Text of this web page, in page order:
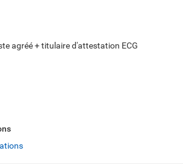
agréé + titulaire d'attestation ECG